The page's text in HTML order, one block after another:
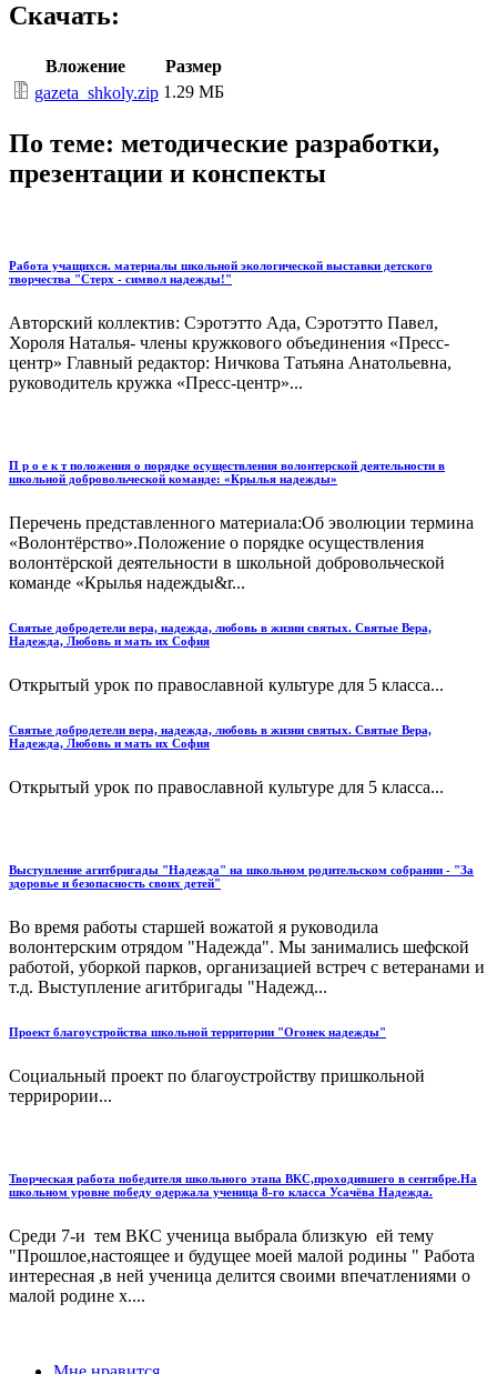
Скачать:
Вложение
Размер
gazeta_shkoly.zip 1.29 МБ
По теме: методические разработки,
презентации и конспекты
Работа учащихся. материалы школьной экологической выставки детского
творчества "Стерх - символ надежды!"
Авторский коллектив: Сэротэтто Ада, Сэротэтто Павел,
Хороля Наталья- члены кружкового объединения «Пресс-
центр» Главный редактор: Ничкова Татьяна Анатольевна,
руководитель кружка «Пресс-центр»...
П р о е к т положения о порядке осуществления волонтерской деятельности в
школьной добровольческой команде: «Крылья надежды»
Перечень представленного материала:Об эволюции термина
«Волонтёрство».Положение о порядке осуществления
волонтёрской деятельности в школьной добровольческой
команде «Крылья надежды&r...
Святые добродетели вера, надежда, любовь в жизни святых. Святые Вера,
Надежда, Любовь и мать их София
Открытый урок по православной культуре для 5 класса...
Святые добродетели вера, надежда, любовь в жизни святых. Святые Вера,
Надежда, Любовь и мать их София
Открытый урок по православной культуре для 5 класса...
Выступление агитбригады "Надежда" на школьном родительском собрании - "За
здоровье и безопасность своих детей"
Во время работы старшей вожатой я руководила
волонтерским отрядом "Надежда". Мы занимались шефской
работой, уборкой парков, организацией встреч с ветеранами и
т.д. Выступление агитбригады "Надежд...
Проект благоустройства школьной территории "Огонек надежды"
Социальный проект по благоустройству пришкольной
террирории...
Творческая работа победителя школьного этапа ВКС,проходившего в сентябре.На
школьном уровне победу одержала ученица 8-го класса Усачёва Надежда.
Среди 7-и тем ВКС ученица выбрала близкую ей тему
"Прошлое,настоящее и будущее моей малой родины " Работа
интересная ,в ней ученица делится своими впечатлениями о
малой родине х....